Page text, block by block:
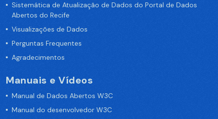
Sistemática de Atualização de Dados do Portal de Dados
Abertos do Recife
Visualizações de Dados
Perguntas Frequentes
Agradecimentos
Manuais e Vídeos
Manual de Dados Abertos W3C
Manual do desenvolvedor W3C